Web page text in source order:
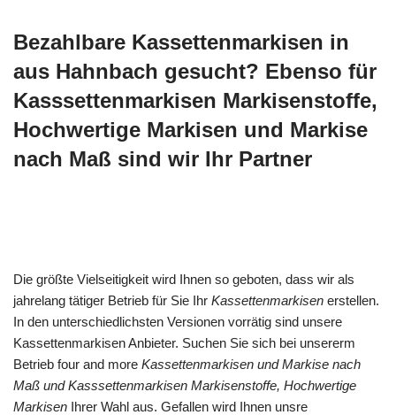
Bezahlbare Kassettenmarkisen in
aus Hahnbach gesucht? Ebenso für
Kasssettenmarkisen Markisenstoffe,
Hochwertige Markisen und Markise
nach Maß sind wir Ihr Partner
Die größte Vielseitigkeit wird Ihnen so geboten, dass wir als
jahrelang tätiger Betrieb für Sie Ihr Kassettenmarkisen erstellen.
In den unterschiedlichsten Versionen vorrätig sind unsere
Kassettenmarkisen Anbieter. Suchen Sie sich bei unsererm
Betrieb four and more Kassettenmarkisen und Markise nach
Maß und Kasssettenmarkisen Markisenstoffe, Hochwertige
Markisen Ihrer Wahl aus. Gefallen wird Ihnen unsre